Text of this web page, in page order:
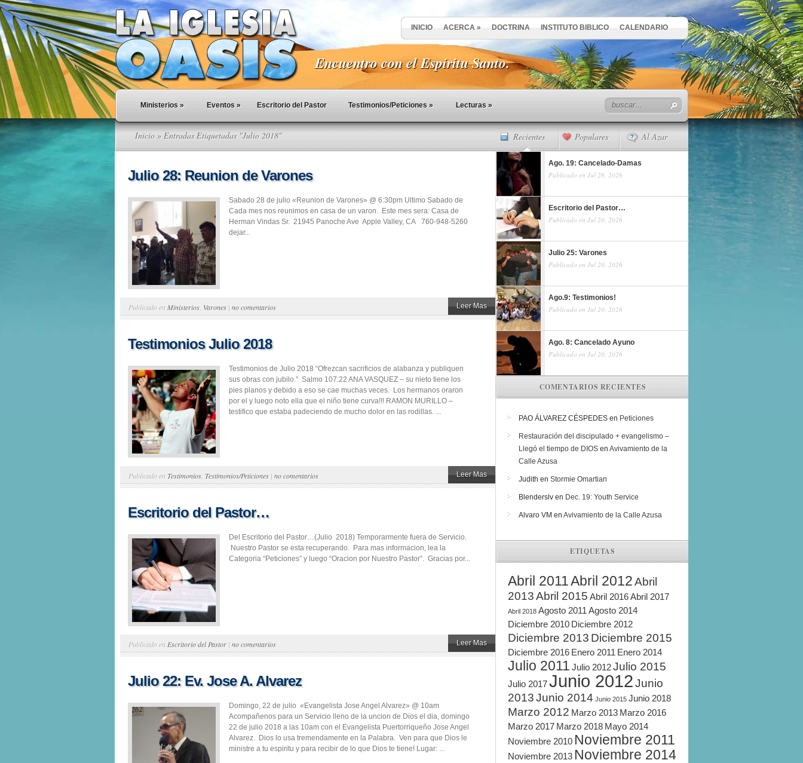
INICIO ACERCA » DOCTRINA INSTITUTO BIBLICO CALENDARIO
Encuentro con el Espiritu Santo.
Ministerios » Eventos » Escritorio del Pastor Testimonios/Peticiones » Lecturas »
Inicio » Entradas Etiquetadas "Julio 2018"
Julio 28: Reunion de Varones
Sabado 28 de julio «Reunion de Varones» @ 6:30pm Ultimo Sabado de
Cada mes nos reunimos en casa de un varon. Este mes sera: Casa de
Herman Vindas Sr. 21945 Panoche Ave Apple Valley, CA 760-948-5260
dejar...
Publicado en Ministerios Varones | no comentarios Leer Mas
Testimonios Julio 2018
Testimonios de Julio 2018 “Ofrezcan sacrificios de alabanza y publiquen
sus obras con jubilo.” Salmo 107:22 ANA VASQUEZ – su nieto tiene los
pies planos y debido a eso se cae muchas veces. Los hermanos oraron
por el y luego noto ella que el niño tiene curva!!! RAMON MURILLO –
testifico que estaba padeciendo de mucho dolor en las rodillas. ...
Publicado en Testimonios Testimonios/Peticiones | no comentarios Leer Mas
Escritorio del Pastor…
Del Escritorio del Pastor…(Julio 2018) Temporarmente fuera de Servicio.
Nuestro Pastor se esta recuperando. Para mas informacion, lea la
Categoria “Peticiones” y luego “Oracion por Nuestro Pastor”. Gracias por...
Publicado en Escritorio del Pastor | no comentarios Leer Mas
Julio 22: Ev. Jose A. Alvarez
Domingo, 22 de julio «Evangelista Jose Angel Alvarez» @ 10am
Acompañenos para un Servicio lleno de la uncion de Dios el dia, domingo
22 de julio 2018 a las 10am con el Evangelista Puertorriqueño Jose Angel
Alvarez. Dios lo usa tremendamente en la Palabra. Ven para que Dios le
ministre a tu espiritu y para recibir de lo que Dios te tiene! Lugar: ...
Recientes Populares Al Azar
Ago. 19: Cancelado-Damas
Publicado en Jul 26, 2026
Escritorio del Pastor…
Publicado en Jul 20, 2026
Julio 25: Varones
Publicado en Jul 20, 2026
Ago.9: Testimonios!
Publicado en Jul 20, 2026
Ago. 8: Cancelado Ayuno
Publicado en Jul 20, 2026
COMENTARIOS RECIENTES
PAO ÁLVAREZ CÉSPEDES en Peticiones
Restauración del discipulado + evangelismo –
Llegó el tiempo de DIOS en Avivamiento de la
Calle Azusa
Judith en Stormie Omartian
Blenderslv en Dec. 19: Youth Service
Alvaro VM en Avivamiento de la Calle Azusa
ETIQUETAS
Abril 2011Abril 2012Abril
2013Abril 2015 Abril 2016Abril 2017
Abril 2018 Agosto 2011 Agosto 2014
Diciembre 2010 Diciembre 2012
Diciembre 2013 Diciembre 2015
Diciembre 2016 Enero 2011 Enero 2014
Julio 2011 Julio 2012Julio 2015
Julio 2017Junio 2012Junio
2013Junio 2014 Junio 2015 Junio 2018
Marzo 2012 Marzo 2013 Marzo 2016
Marzo 2017 Marzo 2018 Mayo 2014
Noviembre 2010 Noviembre 2011
Noviembre 2013 Noviembre 2014